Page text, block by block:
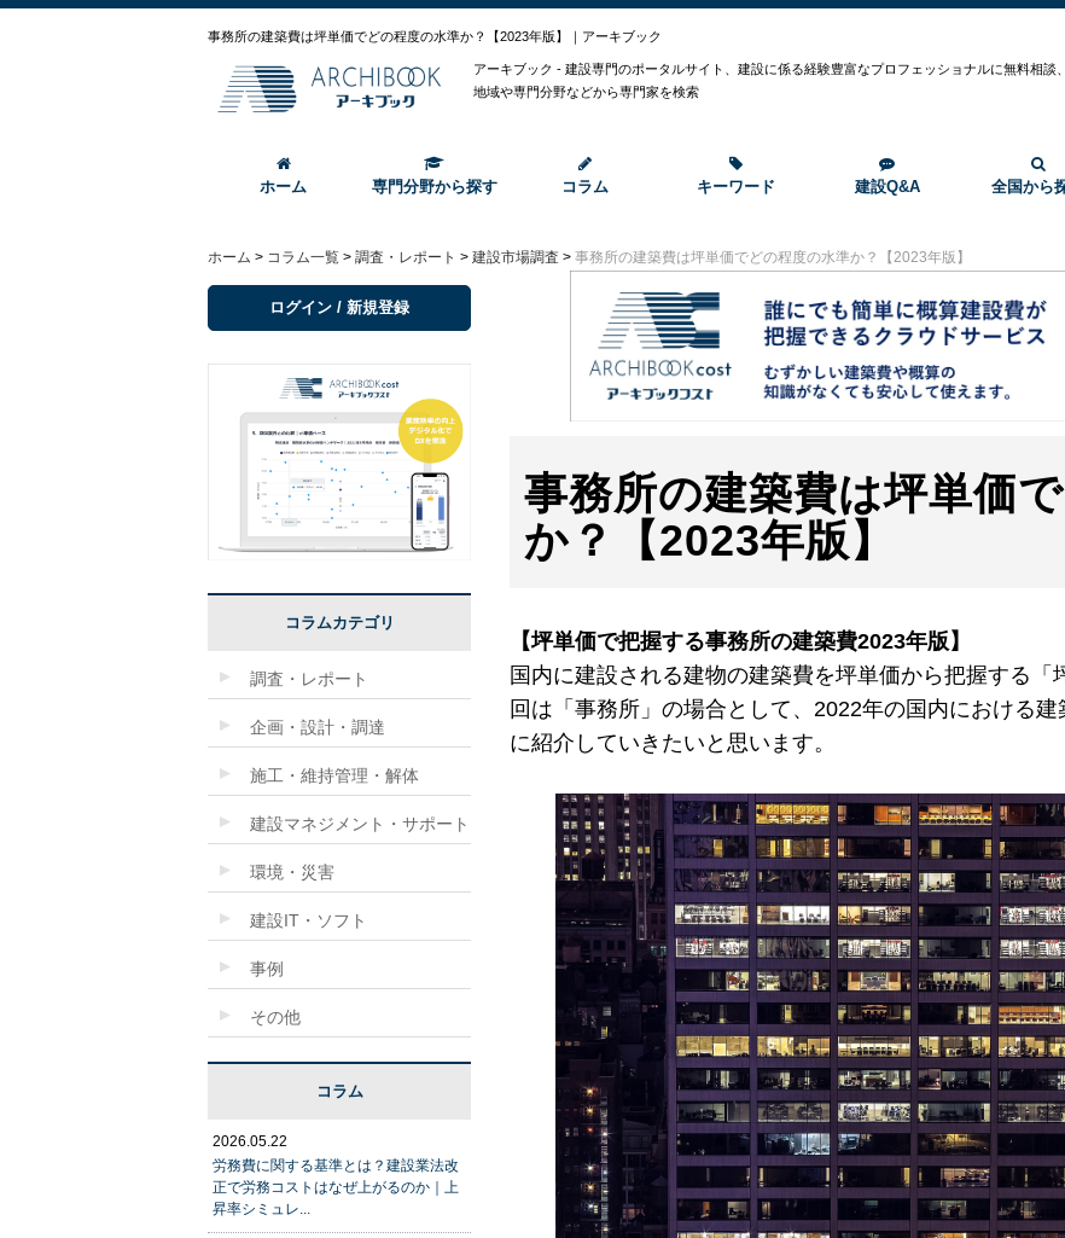
事務所の建築費は坪単価でどの程度の水準か？【2023年版】｜アーキブック
アーキブック - 建設専門のポータルサイト、建設に係る経験豊富なプロフェッショナルに無料相談、
地域や専門分野などから専門家を検索
ホーム 専門分野から探す コラム キーワード 建設Q&A 全国から
ホーム > コラム一覧 > 調査・レポート > 建設市場調査 > 事務所の建築費は坪単価でどの程度の水準か？【2023年版】
事務所の建築費は坪単価
か？【2023年版】
【坪単価で把握する事務所の建築費2023年版】
国内に建設される建物の建築費を坪単価から把握する
回は「事務所」の場合として、2022年の国内における
に紹介していきたいと思います。
ログイン / 新規登録
コラムカテゴリ
調査・レポート
企画・設計・調達
施工・維持管理・解体
建設マネジメント・サポート
環境・災害
建設IT・ソフト
事例
その他
コラム
2026.05.22
労務費に関する基準とは？建設業法改
正で労務コストはなぜ上がるのか｜上
昇率シミュレ...